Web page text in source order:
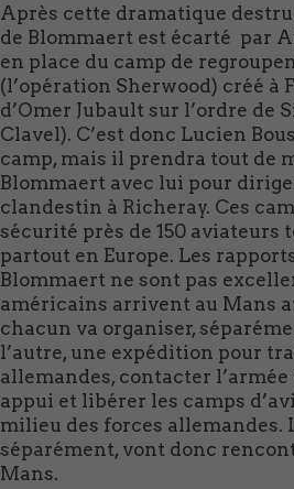
Après cette dramatique
de Blommaert est écarté par
en place du camp de
(l’opération Sherwood) créé à
d’Omer Jubault sur l’ordre de
Clavel). C’est donc Lucien
camp, mais il prendra tout de
Blommaert avec lui pour
clandestin à Richeray. Ces
sécurité près de 150 aviateurs
partout en Europe. Les
Blommaert ne sont pas
américains arrivent au Mans
chacun va organiser,
l’autre, une expédition pour
allemandes, contacter
appui et libérer les camps
milieu des forces allemandes.
séparément, vont donc
Mans.